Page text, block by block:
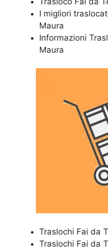
I migliori
Maura
Informazioni
Maura
Traslochi Fai da
Traslochi Fai da